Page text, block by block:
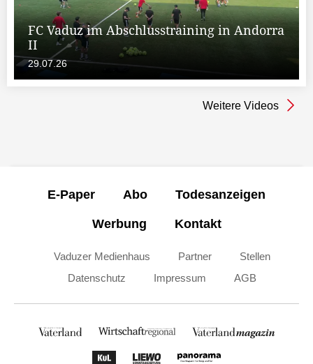
FC Vaduz im Abschlusstraining in Andorra
II
29.07.26
Weitere Videos
E-Paper Abo Todesanzeigen
Werbung Kontakt
Vaduzer Medienhaus Partner
Stellen
Datenschutz
Impressum AGB